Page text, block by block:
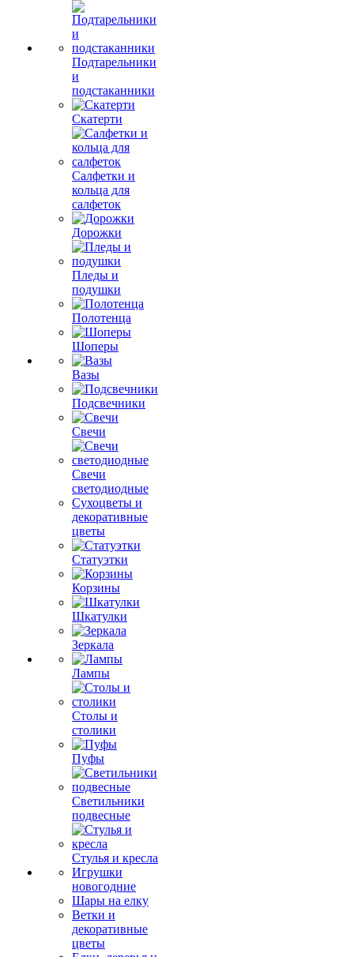
Подтарельники
и
подстаканники
Скатерти
Салфетки и
кольца для
салфеток
Дорожки
Пледы и
подушки
Полотенца
Шоперы
Вазы
Подсвечники
Свечи
Свечи
светодиодные
Сухоцветы и
декоративные
цветы
Статуэтки
Корзины
Шкатулки
Зеркала
Лампы
Столы и
столики
Пуфы
Светильники
подвесные
Стулья и кресла
Игрушки
новогодние
Шары на елку
Ветки и
декоративные
цветы